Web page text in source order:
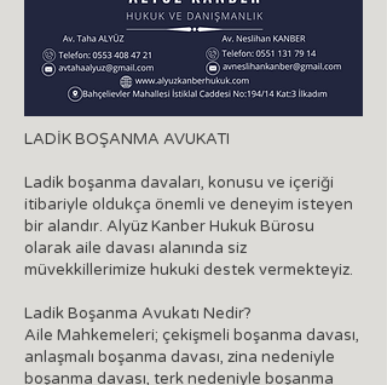
LADİK BOŞANMA AVUKATI
Ladik boşanma davaları, konusu ve içeriği
itibariyle oldukça önemli ve deneyim isteyen
bir alandır. Alyüz Kanber Hukuk Bürosu
olarak aile davası alanında siz
müvekkillerimize hukuki destek vermekteyiz.
Ladik Boşanma Avukatı Nedir?
Aile Mahkemeleri; çekişmeli boşanma davası,
anlaşmalı boşanma davası, zina nedeniyle
boşanma davası, terk nedeniyle boşanma